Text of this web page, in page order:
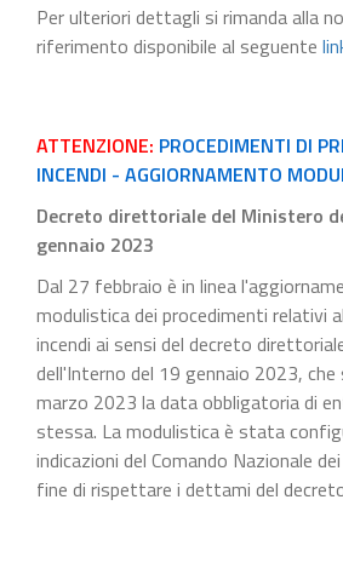
Per ulteriori dettagli si rimanda alla
riferimento disponibile al seguente
ATTENZIONE: PROCEDIMENTI DI
INCENDI - AGGIORNAMENTO
Decreto direttoriale del Ministero
gennaio 2023
Dal 27 febbraio è in linea
modulistica dei procedimenti relativi
incendi ai sensi del decreto
dell'Interno del 19 gennaio 2023, che
marzo 2023 la data obbligatoria di
stessa. La modulistica è stata
indicazioni del Comando Nazionale
fine di rispettare i dettami del